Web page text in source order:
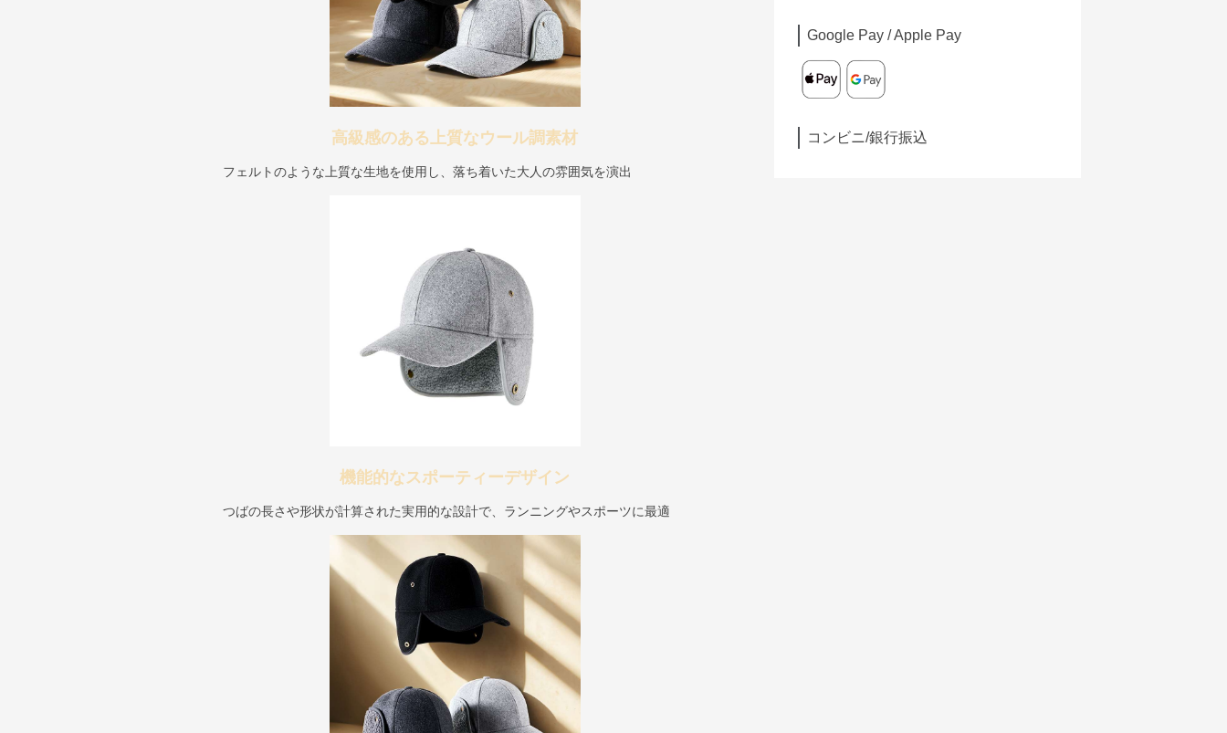
高級感のある上質なウール調素材
フェルトのような上質な生地を使用し、落ち着いた大人の雰囲気を演出
機能的なスポーティーデザイン
つばの長さや形状が計算された実用的な設計で、ランニングやスポーツに最適
Google Pay / Apple Pay
コンビニ/銀行振込